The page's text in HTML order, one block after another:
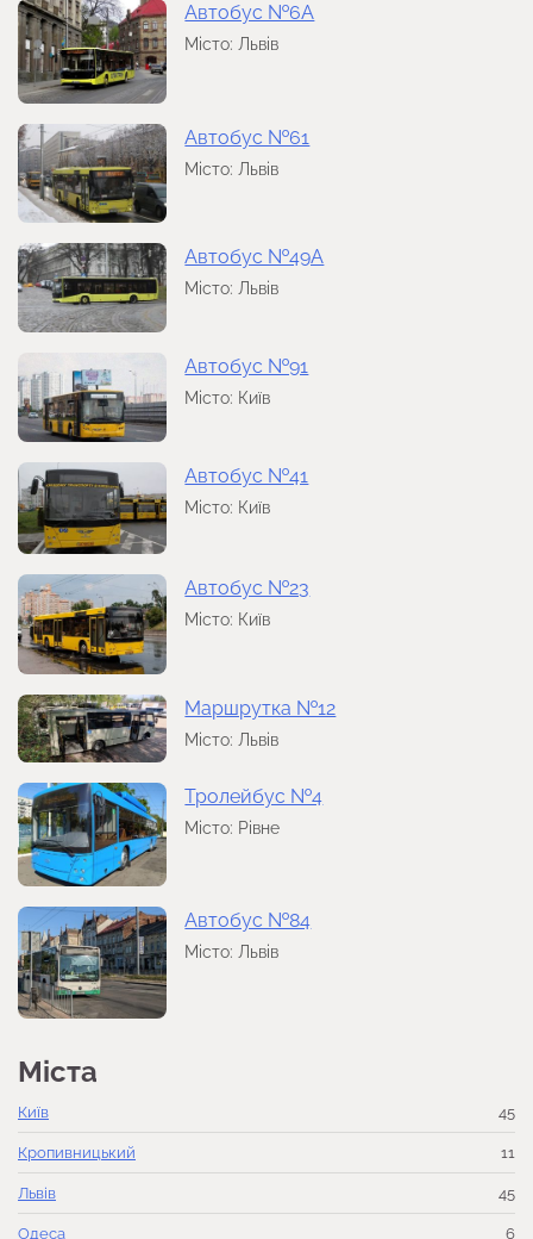
Автобус №6А
Місто: Львів
Автобус №61
Місто: Львів
Автобус №49А
Місто: Львів
Автобус №91
Місто: Київ
Автобус №41
Місто: Київ
Автобус №23
Місто: Київ
Маршрутка №12
Місто: Львів
Тролейбус №4
Місто: Рівне
Автобус №84
Місто: Львів
Міста
Київ 45
Кропивницький 11
Львів 45
Одеса 6